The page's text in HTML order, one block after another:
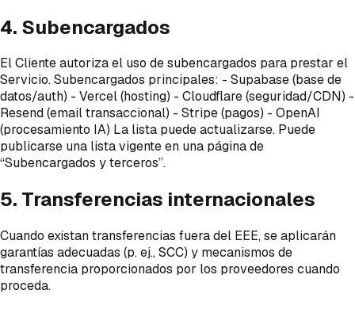
4. Subencargados
El Cliente autoriza el uso de subencargados para prestar el
Servicio. Subencargados principales: - Supabase (base de
datos/auth) - Vercel (hosting) - Cloudflare (seguridad/CDN) -
Resend (email transaccional) - Stripe (pagos) - OpenAI
(procesamiento IA) La lista puede actualizarse. Puede
publicarse una lista vigente en una página de
“Subencargados y terceros”.
5. Transferencias internacionales
Cuando existan transferencias fuera del EEE, se aplicarán
garantías adecuadas (p. ej., SCC) y mecanismos de
transferencia proporcionados por los proveedores cuando
proceda.